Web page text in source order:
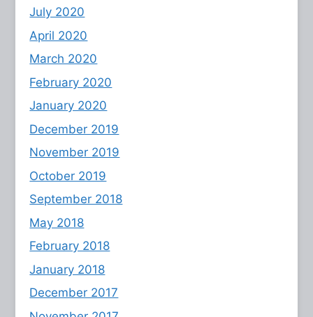
July 2020
April 2020
March 2020
February 2020
January 2020
December 2019
November 2019
October 2019
September 2018
May 2018
February 2018
January 2018
December 2017